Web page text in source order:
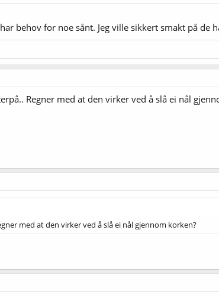
behov for noe sånt. Jeg ville sikkert smakt på de
Regner med at den virker ved å slå ei nål
med at den virker ved å slå ei nål gjennom korken?